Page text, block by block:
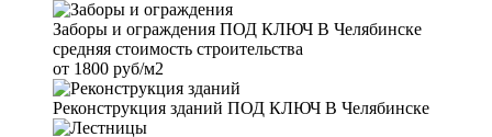
Заборы и ограждения ПОД КЛЮЧ В Челябинске
средняя стоимость строительства
от 1800 руб/м2
Реконструкция зданий ПОД КЛЮЧ В Челябинске